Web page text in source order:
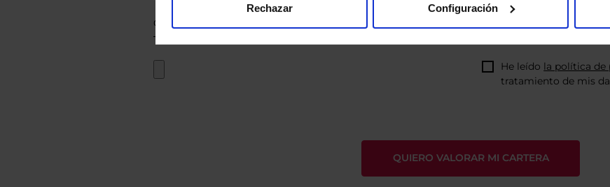
Rechazar Configuración
He leído la política de
tratamiento de mis